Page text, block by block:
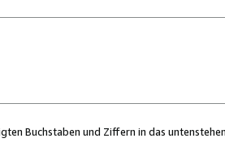
Buchstaben und Ziffern in das